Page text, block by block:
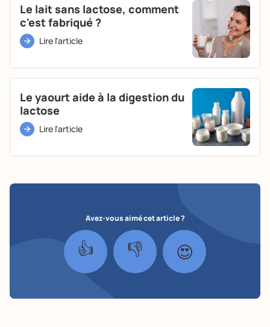
Le lait sans lactose, comment
c'est fabriqué ?
Lire l'article
Le yaourt aide à la digestion du
lactose
Lire l'article
Avez-vous aimé cet article ?
👍 👎 😍